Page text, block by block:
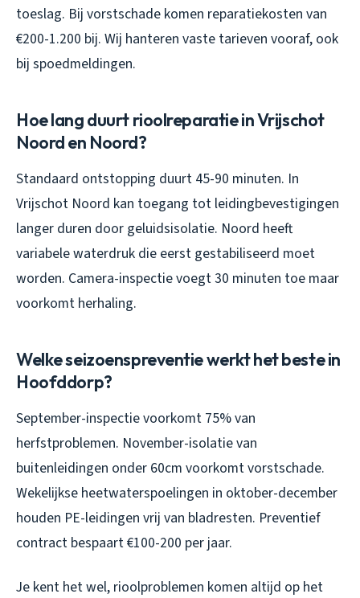
toeslag. Bij vorstschade komen reparatiekosten van
€200-1.200 bij. Wij hanteren vaste tarieven vooraf, ook
bij spoedmeldingen.
Hoe lang duurt rioolreparatie in Vrijschot
Noord en Noord?
Standaard ontstopping duurt 45-90 minuten. In
Vrijschot Noord kan toegang tot leidingbevestigingen
langer duren door geluidsisolatie. Noord heeft
variabele waterdruk die eerst gestabiliseerd moet
worden. Camera-inspectie voegt 30 minuten toe maar
voorkomt herhaling.
Welke seizoenspreventie werkt het beste in
Hoofddorp?
September-inspectie voorkomt 75% van
herfstproblemen. November-isolatie van
buitenleidingen onder 60cm voorkomt vorstschade.
Wekelijkse heetwaterspoelingen in oktober-december
houden PE-leidingen vrij van bladresten. Preventief
contract bespaart €100-200 per jaar.
Je kent het wel, rioolproblemen komen altijd op het